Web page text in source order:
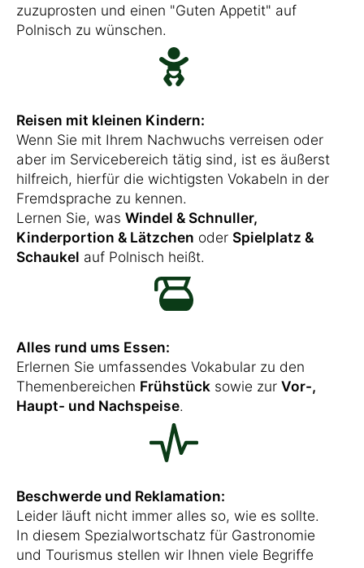
zuzuprosten und einen "Guten Appetit" auf
Polnisch zu wünschen.
Reisen mit kleinen Kindern:
Wenn Sie mit Ihrem Nachwuchs verreisen oder
aber im Servicebereich tätig sind, ist es äußerst
hilfreich, hierfür die wichtigsten Vokabeln in der
Fremdsprache zu kennen.
Lernen Sie, was Windel & Schnuller,
Kinderportion & Lätzchen oder Spielplatz &
Schaukel auf Polnisch heißt.
Alles rund ums Essen:
Erlernen Sie umfassendes Vokabular zu den
Themenbereichen Frühstück sowie zur Vor-,
Haupt- und Nachspeise.
Beschwerde und Reklamation:
Leider läuft nicht immer alles so, wie es sollte.
In diesem Spezialwortschatz für Gastronomie
und Tourismus stellen wir Ihnen viele Begriffe